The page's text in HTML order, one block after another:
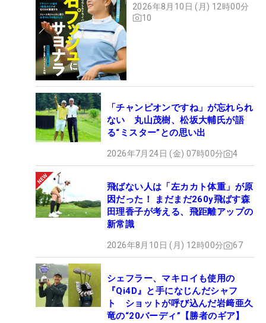
そして、やはり金谷拓実の代名詞といえばパターだ
ろう。最終日は3番、9番、10番と2～3メートルの
パーパットをしぶとく沈め続けた。最終18番は2パ
ットのボギーでも勝利は揺るがなかったが、「最後
は優勝者らしくしっかり決めて終わりたかった」と
1.2メートルのパーパットを決めてコブシを何度も握
り、ギャラリーの拍手に手を挙げてこたえた。
金谷の今シーズンの『パーキープ率』は90％超えで
現在2位、リカバリー率は77.48％でトップに立って
いる。とにかく金谷はボギーを打たないのだ。その
パターは18年発売の『SIGMA2 ARNA』で学生時代
から6年使い続けている。「形もそうだし、打感が
やわらかい。本当に自信を持って打てるクラブなの
で使っています」と話す。『SIGMA2』シリーズは
『トゥん。』というやわらかい打感を前面に押し出
したパターで、かつては渋野日向子も使っていた。
2026年8月10日 (月) 12時00分
10
「チャンピオンですね」が忘れられ
ない 丸山茂樹、松坂大輔氏が語
る“ミスター”との思い出
2026年7月24日 (金) 07時00分 4
飛ばない人は「左カカト体重」が原
因だった！ まだまだ260y飛ばす森
田理香子が考える、飛距離アップの
新常識
2026年8月10日 (月) 12時00分 67
シェフラー、マキロイも使用の
『Qi4D』と手になじんだシャフ
ト ショットが呼び込んだ岩﨑亜久
竜の“20バーディ”【勝者のギア】